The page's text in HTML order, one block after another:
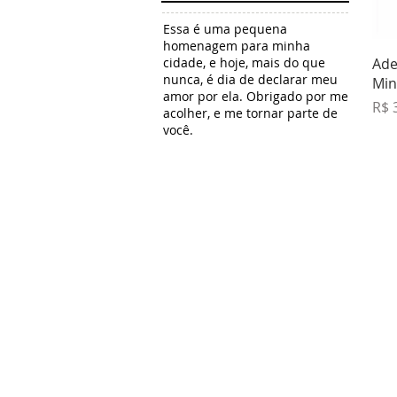
Essa é uma pequena
homenagem para minha
cidade, e hoje, mais do que
nunca, é dia de declarar meu
amor por ela. Obrigado por me
acolher, e me tornar parte de
você.
R$